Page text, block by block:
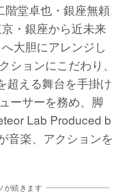
階堂卓也・銀座無頼
・銀座から近未来
大胆にアレンジし
ションにこだわり、
超える舞台を手掛け
ーサーを務め、脚
Lab Produced b
音楽、アクションを
が続きます